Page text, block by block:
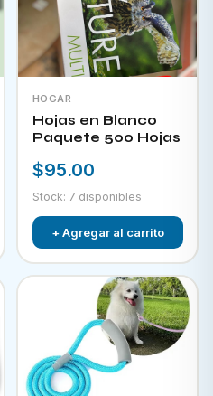
HOGAR
Hojas en Blanco
Paquete 500 Hojas
$95.00
Stock: 7 disponibles
+ Agregar al carrito